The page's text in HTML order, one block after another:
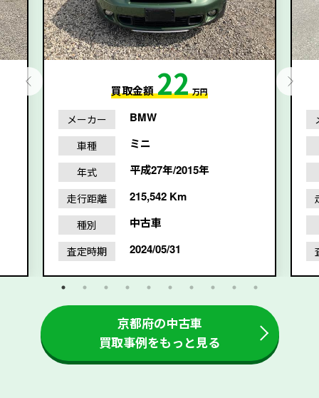
買取金額22 万円
メーカー BMW
車種 ミニ
年式 平成27年/2015年
走行距離 215,542 Km
種別 中古車
査定時期 2024/05/31
京都府の中古車
買取事例をもっと見る